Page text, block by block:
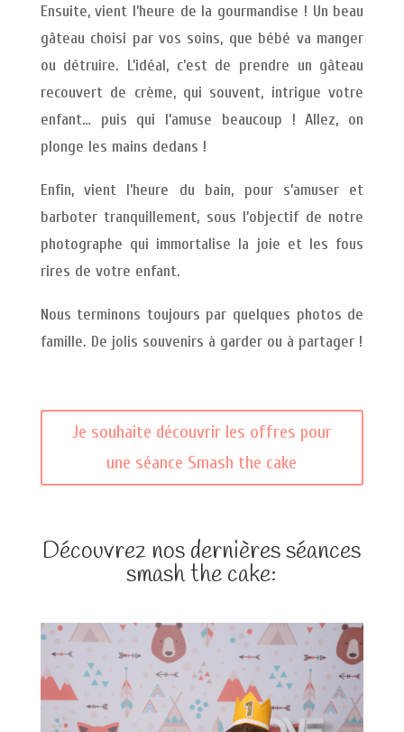
Ensuite, vient l’heure de la gourmandise ! Un beau
gâteau choisi par vos soins, que bébé va manger
ou détruire. L’idéal, c’est de prendre un gâteau
recouvert de crème, qui souvent, intrigue votre
enfant… puis qui l’amuse beaucoup ! Allez, on
plonge les mains dedans !
Enfin, vient l’heure du bain, pour s’amuser et
barboter tranquillement, sous l’objectif de notre
photographe qui immortalise la joie et les fous
rires de votre enfant.
Nous terminons toujours par quelques photos de
famille. De jolis souvenirs à garder ou à partager !
Je souhaite découvrir les offres pour
une séance Smash the cake
Découvrez nos dernières séances
smash the cake: